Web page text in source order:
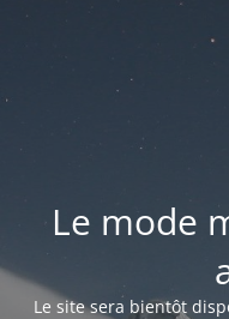
Le mode
Le site sera bientôt